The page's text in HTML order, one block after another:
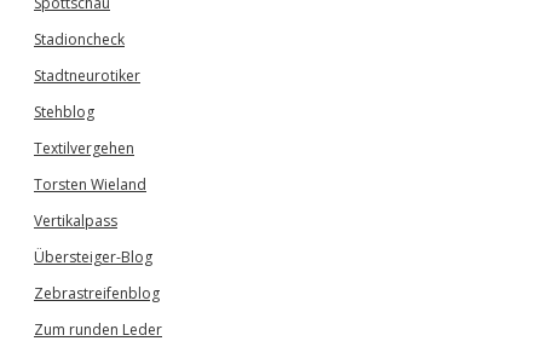
Stadioncheck
Stadtneurotiker
Stehblog
Textilvergehen
Torsten Wieland
Vertikalpass
Übersteiger-Blog
Zebrastreifenblog
Zum runden Leder